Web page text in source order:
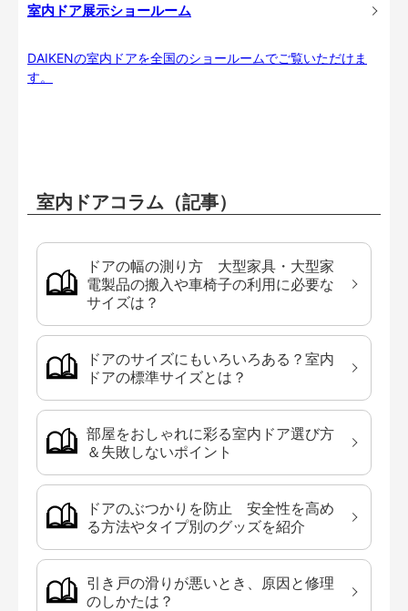
室内ドア展示ショールーム
DAIKENの室内ドアを全国のショールームでご覧いただけま
す。
室内ドアコラム（記事）
ドアの幅の測り方 大型家具・大型家
電製品の搬入や車椅子の利用に必要な
サイズは？
ドアのサイズにもいろいろある？室内
ドアの標準サイズとは？
部屋をおしゃれに彩る室内ドア選び方
＆失敗しないポイント
ドアのぶつかりを防止 安全性を高め
る方法やタイプ別のグッズを紹介
引き戸の滑りが悪いとき、原因と修理
のしかたは？